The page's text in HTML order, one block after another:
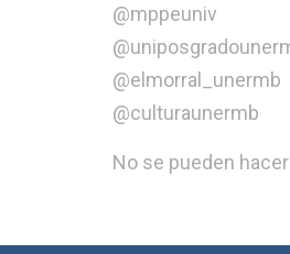
@mppeuniv
@elmorral_unermb
@culturaunermb
No se pueden